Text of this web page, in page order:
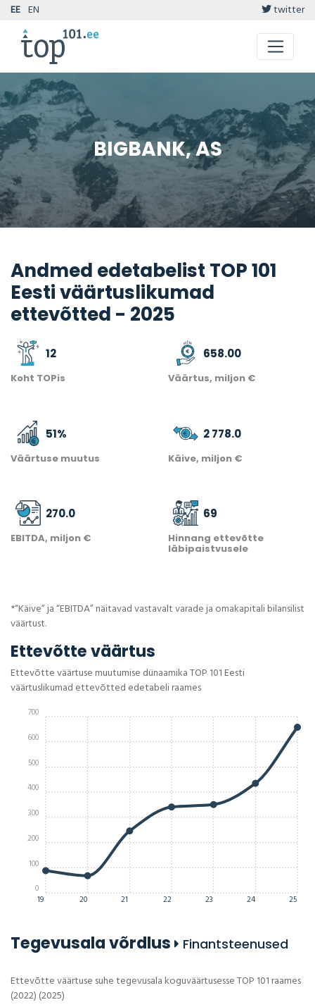
EE EN twitter
BIGBANK, AS
Andmed edetabelist TOP 101
Eesti väärtuslikumad
ettevõtted - 2025
12
Koht TOPis
658.00
Väärtus, miljon €
51%
Väärtuse muutus
2 778.0
Käive, miljon €
270.0
EBITDA, miljon €
69
Hinnang ettevõtte
läbipaistvusele
*“Käive” ja “EBITDA” näitavad vastavalt varade ja omakapitali bilansilist
väärtust.
Ettevõtte väärtus
Ettevõtte väärtuse muutumise dünaamika TOP 101 Eesti
väärtuslikumad ettevõtted edetabeli raames
19 20 21 22 23 24 25
0
100
200
300
400
500
600
700
Tegevusala võrdlus Finantsteenused
Ettevõtte väärtuse suhe tegevusala koguväärtusesse TOP 101 raames
(2022) (2025)